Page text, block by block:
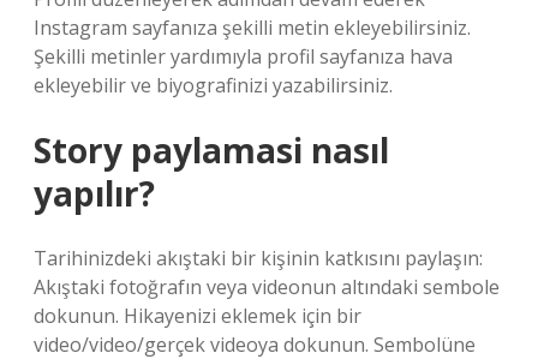
Instagram sayfanıza şekilli metin ekleyebilirsiniz.
Şekilli metinler yardımıyla profil sayfanıza hava
ekleyebilir ve biyografinizi yazabilirsiniz.
Story paylamasi nasıl
yapılır?
Tarihinizdeki akıştaki bir kişinin katkısını paylaşın:
Akıştaki fotoğrafın veya videonun altındaki sembole
dokunun. Hikayenizi eklemek için bir
video/video/gerçek videoya dokunun. Sembolüne